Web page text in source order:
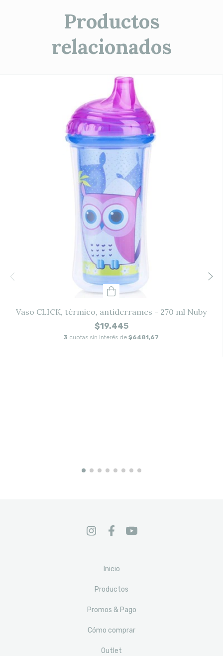
Productos
relacionados
Vaso CLICK, térmico, antiderrames - 270 ml Nuby
$19.445
3 cuotas sin interés de $6481,67
Inicio
Productos
Promos & Pago
Cómo comprar
Outlet